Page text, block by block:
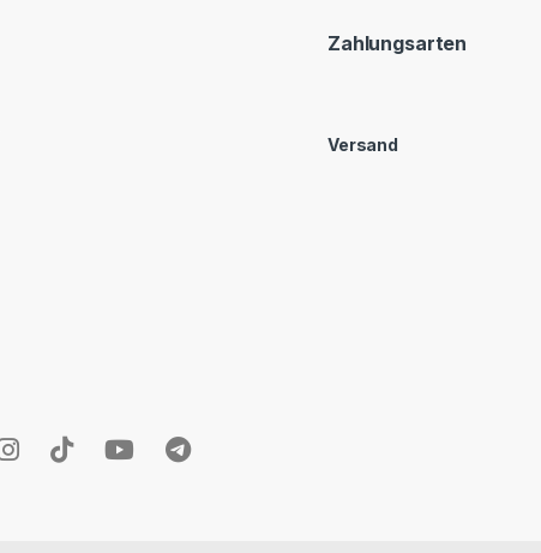
Zahlungsarten
Versand